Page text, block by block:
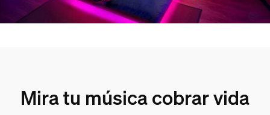
Mira tu música cobrar vida